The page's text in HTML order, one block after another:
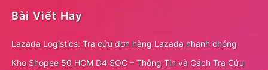
Bài Viết Hay
Lazada Logistics: Tra cứu đơn hàng Lazada nhanh chóng
Kho Shopee 50 HCM D4 SOC – Thông Tin và Cách Tra Cứu